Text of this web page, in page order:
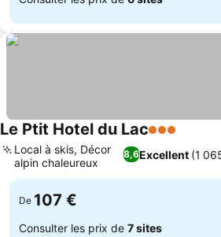
Le Ptit Hotel du Lac3 Étoiles
8,6Excellent (1
Local à skis, Décor
alpin chaleureux
De 107 €
Consulter les prix de 7 sites